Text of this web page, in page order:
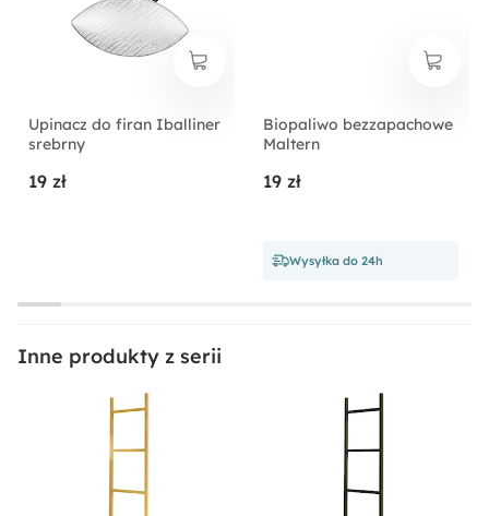
Upinacz do firan Iballiner
srebrny
19 zł
Biopaliwo bezzapachowe
Maltern
19 zł
Wysyłka do 24h
Inne produkty z serii